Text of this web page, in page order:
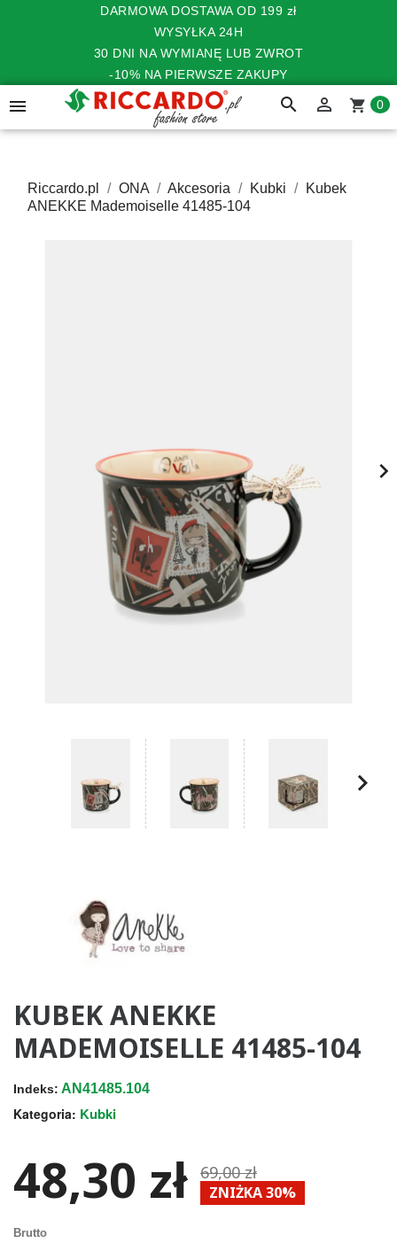
DARMOWA DOSTAWA OD 199 zł
WYSYŁKA 24H
30 DNI NA WYMIANĘ LUB ZWROT
-10% NA PIERWSZE ZAKUPY
 search  shopping_cart 0
Riccardo.pl ONA Akcesoria Kubki
Kubek
ANEKKE Mademoiselle 41485-104

KUBEK ANEKKE
MADEMOISELLE 41485-104
Indeks: AN41485.104
Kategoria: Kubki
48,30 zł 69,00 zł
ZNIŻKA 30%
Brutto